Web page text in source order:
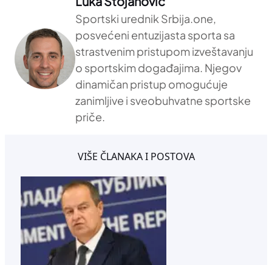
Sportski urednik Srbija.one,
posvećeni entuzijasta sporta sa
strastvenim pristupom izveštavanju
o sportskim događajima. Njegov
dinamičan pristup omogućuje
zanimljive i sveobuhvatne sportske
priče.
VIŠE ČLANAKA I POSTOVA